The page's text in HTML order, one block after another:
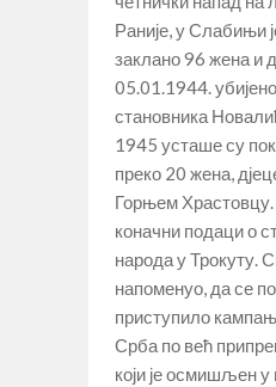
Раније, у Слабињи
заклано 96 жена и
05.01.1944.
становника
1945 усташе су
преко 20 жена,
Горњем
коначни подаци о
народа у Трокуту.
напоменуо, да се
приступило
Срба по већ
који је осмишљен у